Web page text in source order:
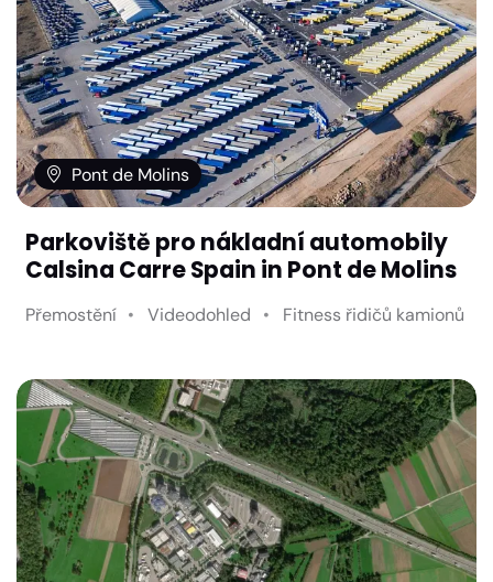
Pont de Molins
Parkoviště pro nákladní automobily
Calsina Carre Spain in Pont de Molins
Přemostění Videodohled Fitness řidičů kamionů